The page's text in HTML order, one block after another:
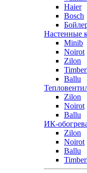
Haier
Bosch
Настенные
Minib
Noirot
Zilon
Ballu
Zilon
Noirot
Ballu
ИК-
Zilon
Noirot
Ballu